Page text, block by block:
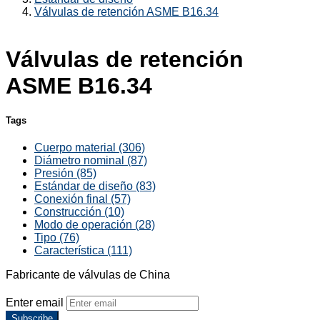
Válvulas de retención ASME B16.34
Válvulas de retención
ASME B16.34
Tags
Cuerpo material (306)
Diámetro nominal (87)
Presión (85)
Estándar de diseño (83)
Conexión final (57)
Construcción (10)
Modo de operación (28)
Tipo (76)
Característica (111)
Fabricante de válvulas de China
Enter email